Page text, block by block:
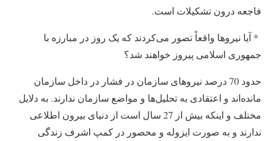
فاجعه درون تشکیلات است.
* آیا نیروها واقعاً تصور می‌کردند که یک روز در مبارزه با
جمهوری اسلامی پیروز خواهند شد؟
حدود 70 درصد نیروهای سازمان در فشار در داخل سازمان
مانده‌اند و اعتقادی به تحلیل‌ها و مواضع سازمان ندارند. به دلایل
مختلف و اینکه بیش از 27 سال است از دنیای بیرون اطلاعی
ندارند و به صورت ایزوله و محصور در کمپ اشرف زندگی